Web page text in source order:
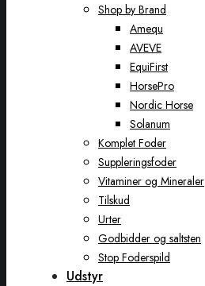
Shop by Brand
Amequ
AVEVE
EquiFirst
HorsePro
Nordic Horse
Solanum
Komplet Foder
Suppleringsfoder
Vitaminer og Mineraler
Tilskud
Urter
Godbidder og saltsten
Stop Foderspild
Udstyr